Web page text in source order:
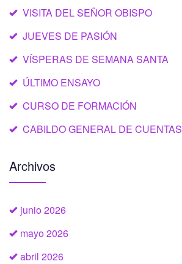
VISITA DEL SEÑOR OBISPO
JUEVES DE PASIÓN
VÍSPERAS DE SEMANA SANTA
ÚLTIMO ENSAYO
CURSO DE FORMACIÓN
CABILDO GENERAL DE CUENTAS
Archivos
junio 2026
mayo 2026
abril 2026